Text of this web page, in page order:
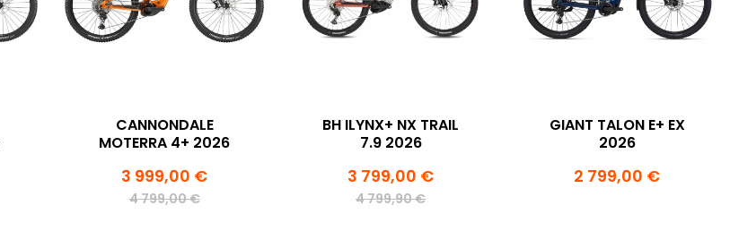
CANNONDALE
MOTERRA 4+ 2026
3 999,00 €
4 799,00 €
BH ILYNX+ NX TRAIL
7.9 2026
3 799,00 €
4 799,90 €
GIANT TALON E+ EX
2026
2 799,00 €